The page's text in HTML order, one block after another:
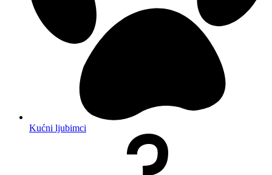
Kućni ljubimci